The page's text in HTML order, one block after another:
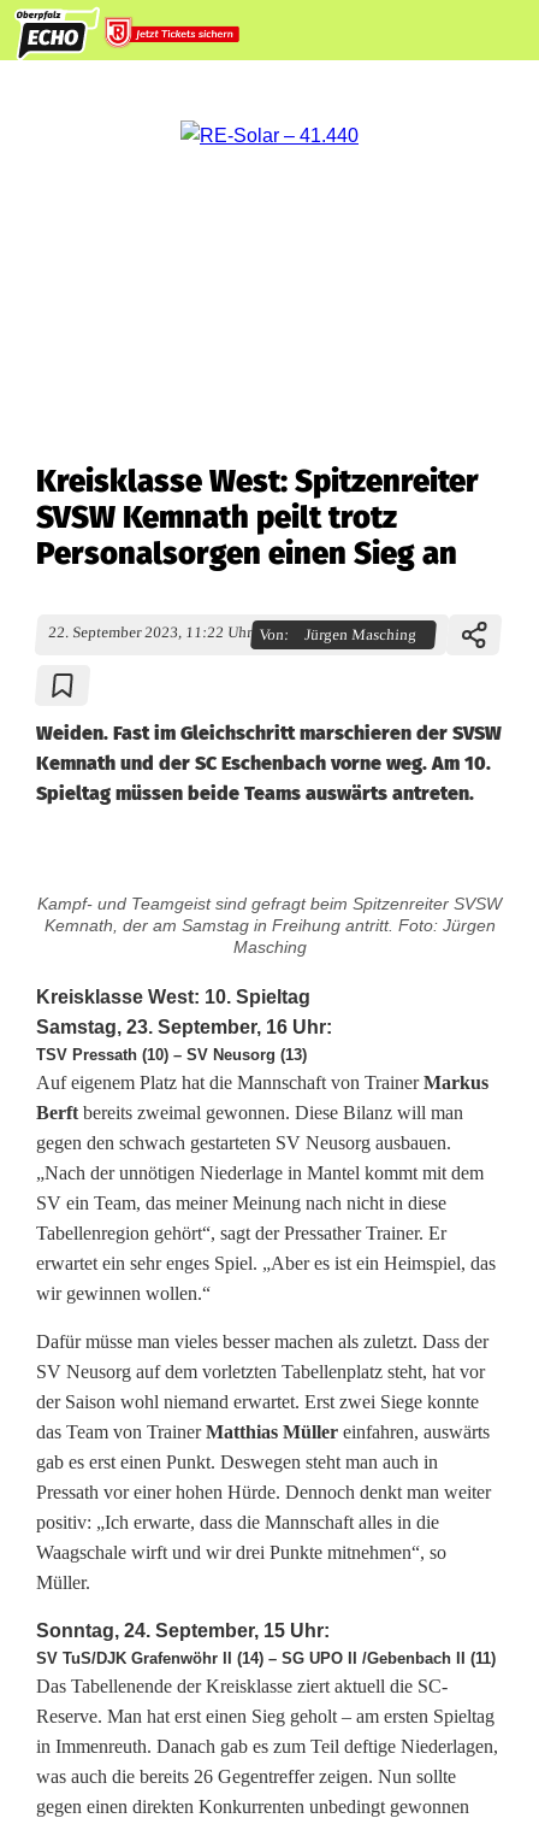
Kreisklasse West: Spitzenreiter
SVSW Kemnath peilt trotz
Personalsorgen einen Sieg an
22. September 2023, 11:22 Uhr Von: Jürgen Masching
Weiden. Fast im Gleichschritt marschieren der SVSW
Kemnath und der SC Eschenbach vorne weg. Am 10.
Spieltag müssen beide Teams auswärts antreten.
r
i
s
k
l
a
s
s
e
W
e
s
t
:
S
p
i
t
z
Kampf- und Teamgeist sind gefragt beim Spitzenreiter SVSW
Kemnath, der am Samstag in Freihung antritt. Foto: Jürgen
Masching
Kreisklasse West: 10. Spieltag
Samstag, 23. September, 16 Uhr:
TSV Pressath (10) – SV Neusorg (13)
Auf eigenem Platz hat die Mannschaft von TrainerMarkus
Berft bereits zweimal gewonnen. Diese Bilanz will man
gegen den schwach gestarteten SV Neusorg ausbauen.
„Nach der unnötigen Niederlage in Mantel kommt mit dem
SV ein Team, das meiner Meinung nach nicht in diese
Tabellenregion gehört“, sagt der Pressather Trainer. Er
erwartet ein sehr enges Spiel. „Aber es ist ein Heimspiel, das
wir gewinnen wollen.“
Dafür müsse man vieles besser machen als zuletzt. Dass der
SV Neusorg auf dem vorletzten Tabellenplatz steht, hat vor
der Saison wohl niemand erwartet. Erst zwei Siege konnte
das Team von TrainerMatthias Müller einfahren, auswärts
gab es erst einen Punkt. Deswegen steht man auch in
Pressath vor einer hohen Hürde. Dennoch denkt man weiter
positiv: „Ich erwarte, dass die Mannschaft alles in die
Waagschale wirft und wir drei Punkte mitnehmen“, so
Müller.
Sonntag, 24. September, 15 Uhr:
SV TuS/DJK Grafenwöhr II (14) – SG UPO II /Gebenbach II (11)
Das Tabellenende der Kreisklasse ziert aktuell die SC-
Reserve. Man hat erst einen Sieg geholt – am ersten Spieltag
in Immenreuth. Danach gab es zum Teil deftige Niederlagen,
was auch die bereits 26 Gegentreffer zeigen. Nun sollte
gegen einen direkten Konkurrenten unbedingt gewonnen